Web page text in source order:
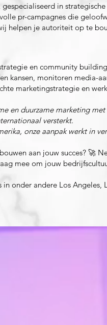
gespecialiseerd in
pr-campagnes die
helpen je autoriteit op te
en community
kansen, monitoren media-
marketingstrategie en
en duurzame marketing
versterkt.
onze aanpak werkt in
aan jouw succes? 🚀
mee om jouw
onder andere Los